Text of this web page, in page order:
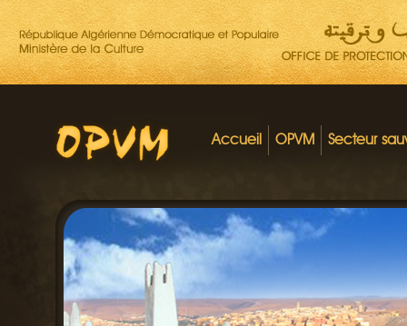
Accueil OPVM Secteur